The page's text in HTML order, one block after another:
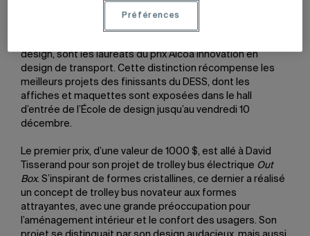
David Tisserand, Karim Guelmi et Martin Pes, étudiants au
design, sont les lauréats du prix Alcoa innovation en
design de transport. Cette distinction récompense les
meilleurs projets des finissants du DESS, dont les
affiches et maquettes sont exposées dans le hall
d’entrée de l’École de design jusqu’au vendredi 10
décembre.
Le premier prix, d’une valeur de 1000 $, est allé à David
Tisserand pour son projet de trolley bus électrique Out
Box. S’inspirant de formes cristallines, ce dernier a réalisé
un concept de trolley bus novateur aux formes
attrayantes, avec une grande préoccupation pour
l’aménagement intérieur et le confort des usagers. Son
Préférences